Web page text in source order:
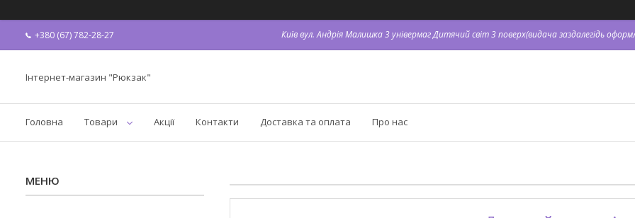
+380 (67) 782-28-27 Київ вул. Андрія Малишка 3 універмаг Дитячий світ 3 поверх(видача заздалегідь
Інтернет-магазин "Рюкзак"
Головна Товари Акції Контакти Доставка та оплата Про нас